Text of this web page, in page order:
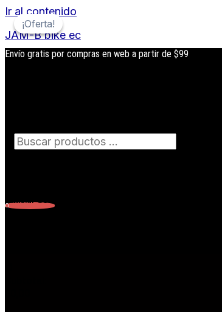
Ir al contenido
JAM-B bike ec
Envío gratis por compras en web a partir de $99
Iniciar Sesión
0
¡Oferta!
¡Oferta!